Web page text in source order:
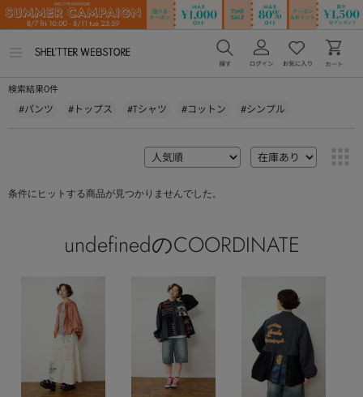
ー
を
検索結果0件
#パンツ #トップス #Tシャツ #コットン #シンプル
条件にヒットする商品が見つかりませんでした。
undefinedのCOORDINATE